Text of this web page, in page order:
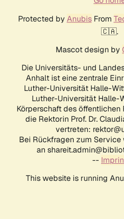
Protected by AnubisFrom
🇨🇦.
Mascot design by
Die Universitäts- und
Anhalt ist eine zentrale
Luther-Universität Halle-
Luther-Universität Halle-
Körperschaft des öffentlichen
die Rektorin Prof. Dr.
vertreten:
Bei Rückfragen zum
an
--
This website is running